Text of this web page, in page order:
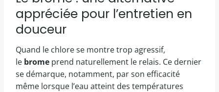
appréciée pour l’entretien en
douceur
Quand le chlore se montre trop agressif,
le brome prend naturellement le relais. Ce dernier
se démarque, notamment, par son efficacité
même lorsque l’eau atteint des températures